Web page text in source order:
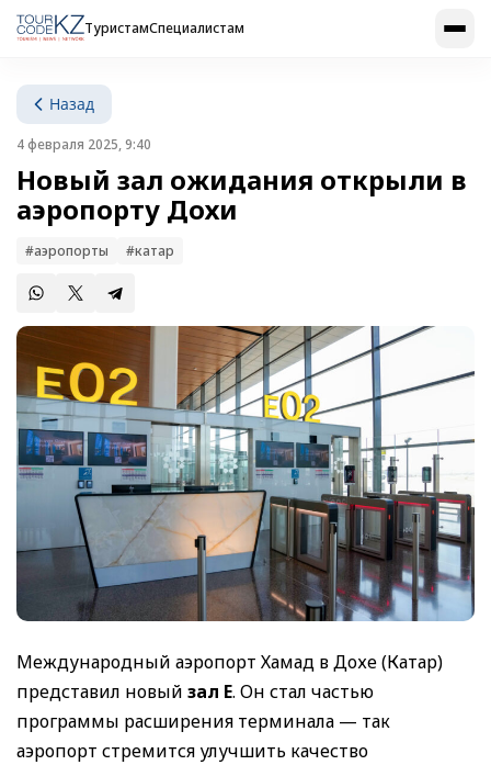
ТуристамСпециалистам
Назад
4 февраля 2025, 9:40
Новый зал ожидания открыли в
аэропорту Дохи
#аэропорты #катар
Международный аэропорт Хамад в Дохе (Катар)
представил новый зал E. Он стал частью
программы расширения терминала — так
аэропорт стремится улучшить качество